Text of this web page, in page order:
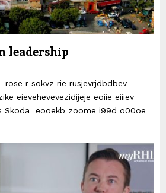
leadership
r sokvz rie rusjevrjdbdbev
eievehevevezidijeje eoiie eiiiev
Skoda eooekb zoome i99d o00oe